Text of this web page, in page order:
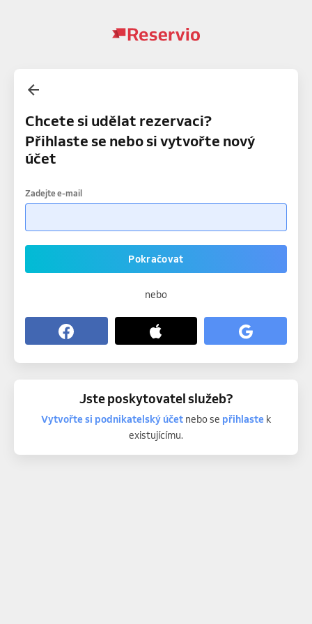
Chcete si udělat rezervaci?
Přihlaste se nebo si vytvořte nový
účet
Zadejte e-mail
Pokračovat
nebo
Jste poskytovatel služeb?
Vytvořte si podnikatelský účetnebo se přihlastek
existujícímu.